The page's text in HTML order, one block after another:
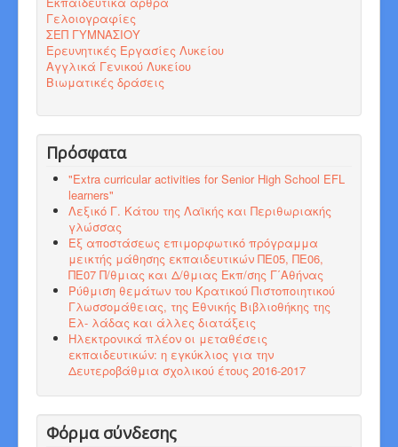
Γελοιογραφίες
ΣΕΠ ΓΥΜΝΑΣΙΟΥ
Ερευνητικές Εργασίες Λυκείου
Αγγλικά Γενικού Λυκείου
Βιωματικές δράσεις
Πρόσφατα
"Εxtra curricular activities for Senior High School EFL
learners"
Λεξικό Γ. Κάτου της Λαϊκής και Περιθωριακής
γλώσσας
Εξ αποστάσεως επιμορφωτικό πρόγραμμα
μεικτής μάθησης εκπαιδευτικών ΠΕ05, ΠΕ06,
ΠΕ07 Π/θμιας και Δ/θμιας Εκπ/σης Γ΄Αθήνας
Ρύθμιση θεμάτων του Κρατικού Πιστοποιητικού
Γλωσσομάθειας, της Εθνικής Βιβλιοθήκης της
Ελ- λάδας και άλλες διατάξεις
Ηλεκτρονικά πλέον οι μεταθέσεις
εκπαιδευτικών: η εγκύκλιος για την
Δευτεροβάθμια σχολικού έτους 2016-2017
Φόρμα σύνδεσης